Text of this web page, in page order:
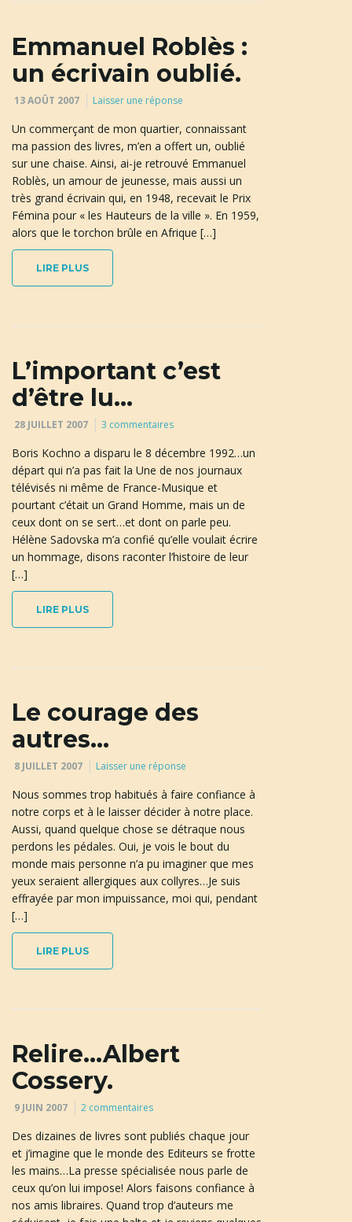
Emmanuel Roblès :
un écrivain oublié.
13 AOÛT 2007 Laisser une réponse
Un commerçant de mon quartier, connaissant
ma passion des livres, m’en a offert un, oublié
sur une chaise. Ainsi, ai-je retrouvé Emmanuel
Roblès, un amour de jeunesse, mais aussi un
très grand écrivain qui, en 1948, recevait le Prix
Fémina pour « les Hauteurs de la ville ». En 1959,
alors que le torchon brûle en Afrique […]
LIRE PLUS
L’important c’est
d’être lu…
28 JUILLET 2007 3 commentaires
Boris Kochno a disparu le 8 décembre 1992…un
départ qui n’a pas fait la Une de nos journaux
télévisés ni même de France-Musique et
pourtant c’était un Grand Homme, mais un de
ceux dont on se sert…et dont on parle peu.
Hélène Sadovska m’a confié qu’elle voulait écrire
un hommage, disons raconter l’histoire de leur
[…]
LIRE PLUS
Le courage des
autres…
8 JUILLET 2007 Laisser une réponse
Nous sommes trop habitués à faire confiance à
notre corps et à le laisser décider à notre place.
Aussi, quand quelque chose se détraque nous
perdons les pédales. Oui, je vois le bout du
monde mais personne n’a pu imaginer que mes
yeux seraient allergiques aux collyres…Je suis
effrayée par mon impuissance, moi qui, pendant
[…]
LIRE PLUS
Relire…Albert
Cossery.
9 JUIN 2007 2 commentaires
Des dizaines de livres sont publiés chaque jour
et j’imagine que le monde des Editeurs se frotte
les mains…La presse spécialisée nous parle de
ceux qu’on lui impose! Alors faisons confiance à
nos amis libraires. Quand trop d’auteurs me